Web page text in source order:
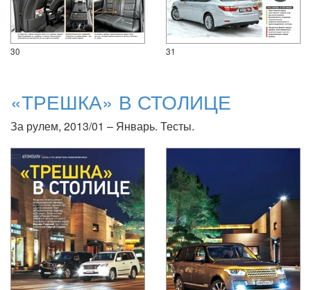
30 31
«ТРЕШКА» В СТОЛИЦЕ
За рулем, 2013/01 – Январь. Тесты.